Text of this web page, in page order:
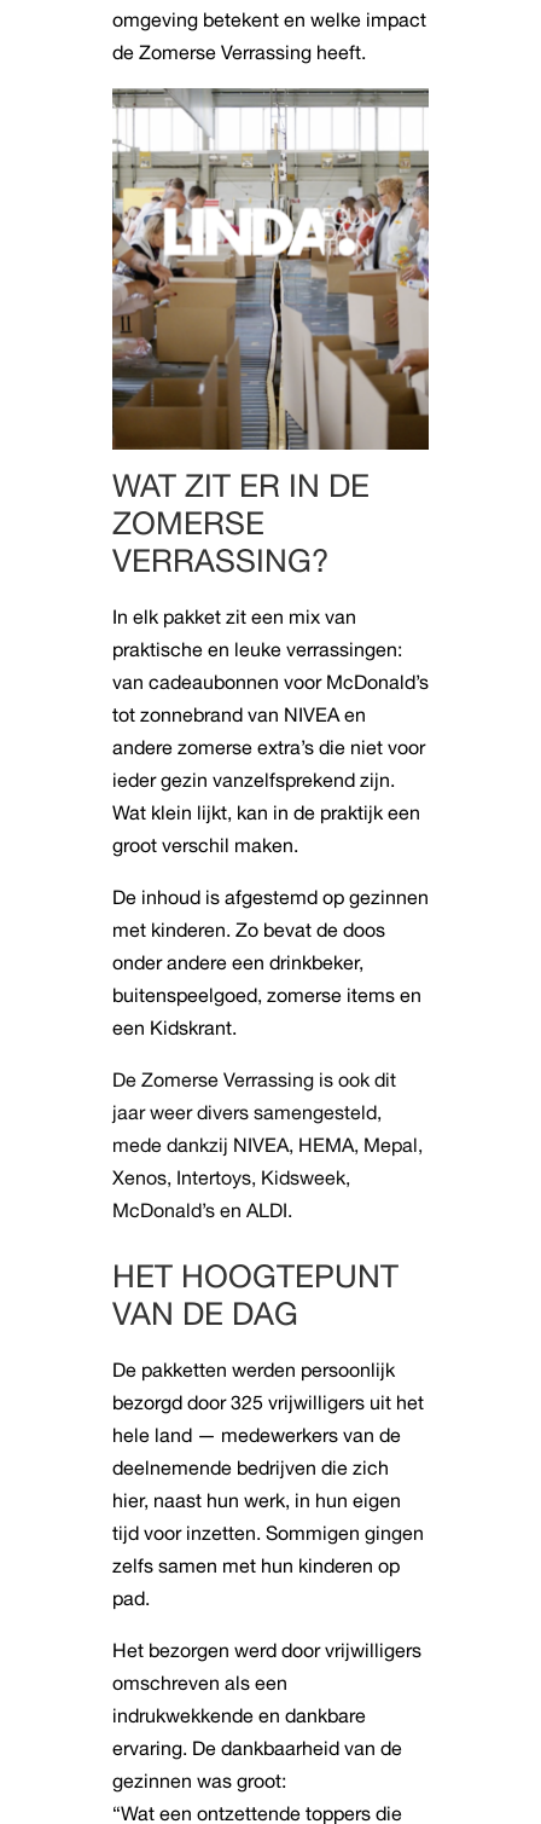
omgeving betekent en welke impact
de Zomerse Verrassing heeft.
WAT ZIT ER IN DE
ZOMERSE
VERRASSING?
In elk pakket zit een mix van
praktische en leuke verrassingen:
van cadeaubonnen voor McDonald’s
tot zonnebrand van NIVEA en
andere zomerse extra’s die niet voor
ieder gezin vanzelfsprekend zijn.
Wat klein lijkt, kan in de praktijk een
groot verschil maken.
De inhoud is afgestemd op gezinnen
met kinderen. Zo bevat de doos
onder andere een drinkbeker,
buitenspeelgoed, zomerse items en
een Kidskrant.
De Zomerse Verrassing is ook dit
jaar weer divers samengesteld,
mede dankzij NIVEA, HEMA, Mepal,
Xenos, Intertoys, Kidsweek,
McDonald’s en ALDI.
HET HOOGTEPUNT
VAN DE DAG
De pakketten werden persoonlijk
bezorgd door 325 vrijwilligers uit het
hele land — medewerkers van de
deelnemende bedrijven die zich
hier, naast hun werk, in hun eigen
tijd voor inzetten. Sommigen gingen
zelfs samen met hun kinderen op
pad.
Het bezorgen werd door vrijwilligers
omschreven als een
indrukwekkende en dankbare
ervaring. De dankbaarheid van de
gezinnen was groot:
“Wat een ontzettende toppers die